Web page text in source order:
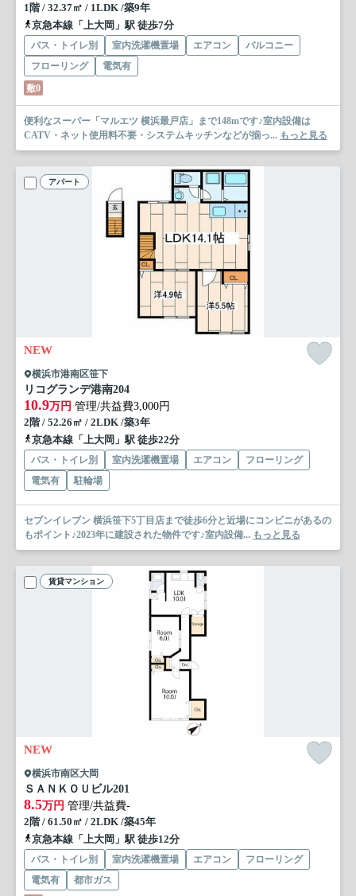
1階 / 32.37㎡ / 1LDK /築9年
京急本線「上大岡」駅 徒歩7分
バス・トイレ別 室内洗濯機置場 エアコン
バルコニー
フローリング
電気有
敷0
便利なスーパー「マルエツ 横浜最戸店」まで148mです♪室内設備は
CATV・ネット使用料不要・システムキッチンなどが揃っ... もっと見る
アパート
NEW
横浜市港南区笹下
リコグランデ港南204
10.9万円 管理/共益費3,000円
2階 / 52.26㎡ / 2LDK /築3年
京急本線「上大岡」駅 徒歩22分
バス・トイレ別 室内洗濯機置場 エアコン
フローリング
電気有
駐輪場
セブンイレブン 横浜笹下5丁目店まで徒歩6分と近場にコンビニがあるの
もポイント♪2023年に建設された物件です♪室内設備... もっと見る
賃貸マンション
NEW
横浜市南区大岡
ＳＡＮＫＯＵビル201
8.5万円 管理/共益費-
2階 / 61.50㎡ / 2LDK /築45年
京急本線「上大岡」駅 徒歩12分
バス・トイレ別 室内洗濯機置場 エアコン
フローリング
電気有
都市ガス